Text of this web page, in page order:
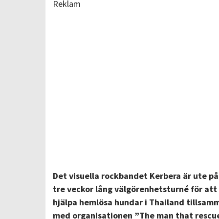
Reklam
Det visuella rockbandet Kerbera är ute
tre veckor lång välgörenhetsturné för att
hjälpa hemlösa hundar i Thailand
med organisationen ”The man that